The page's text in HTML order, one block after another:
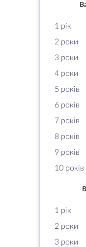
1 рік
2 роки
3 роки
4 роки
5 років
6 років
7 років
8 років
9 років
10 років
1 рік
2 роки
3 роки